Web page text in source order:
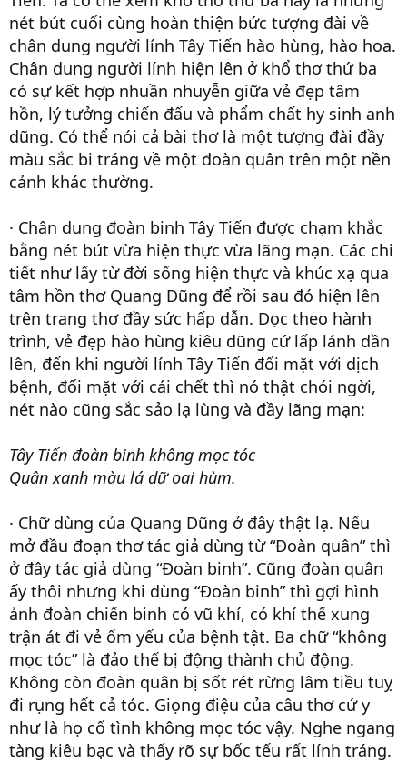
nét bút cuối cùng hoàn thiện bức tượng đài về
chân dung người lính Tây Tiến hào hùng, hào hoa.
Chân dung người lính hiện lên ở khổ thơ thứ ba
có sự kết hợp nhuần nhuyễn giữa vẻ đẹp tâm
hồn, lý tưởng chiến đấu và phẩm chất hy sinh anh
dũng. Có thể nói cả bài thơ là một tượng đài đầy
màu sắc bi tráng về một đoàn quân trên một nền
cảnh khác thường.
· Chân dung đoàn binh Tây Tiến được chạm khắc
bằng nét bút vừa hiện thực vừa lãng mạn. Các chi
tiết như lấy từ đời sống hiện thực và khúc xạ qua
tâm hồn thơ Quang Dũng để rồi sau đó hiện lên
trên trang thơ đầy sức hấp dẫn. Dọc theo hành
trình, vẻ đẹp hào hùng kiêu dũng cứ lấp lánh dần
lên, đến khi người lính Tây Tiến đối mặt với dịch
bệnh, đối mặt với cái chết thì nó thật chói ngời,
nét nào cũng sắc sảo lạ lùng và đầy lãng mạn:
Tây Tiến đoàn binh không mọc tóc
Quân xanh màu lá dữ oai hùm.
· Chữ dùng của Quang Dũng ở đây thật lạ. Nếu
mở đầu đoạn thơ tác giả dùng từ “Đoàn quân” thì
ở đây tác giả dùng “Đoàn binh”. Cũng đoàn quân
ấy thôi nhưng khi dùng “Đoàn binh” thì gợi hình
ảnh đoàn chiến binh có vũ khí, có khí thế xung
trận át đi vẻ ốm yếu của bệnh tật. Ba chữ “không
mọc tóc” là đảo thế bị động thành chủ động.
Không còn đoàn quân bị sốt rét rừng lâm tiều tuỵ
đi rụng hết cả tóc. Giọng điệu của câu thơ cứ y
như là họ cố tình không mọc tóc vậy. Nghe ngang
tàng kiêu bạc và thấy rõ sự bốc tếu rất lính tráng.